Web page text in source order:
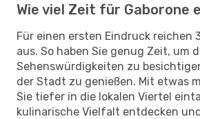
Wie viel Zeit für Gaborone
Für einen ersten Eindruck reichen
aus. So haben Sie genug Zeit, um
Sehenswürdigkeiten zu
der Stadt zu genießen. Mit etwas
Sie tiefer in die lokalen Viertel
kulinarische Vielfalt entdecken